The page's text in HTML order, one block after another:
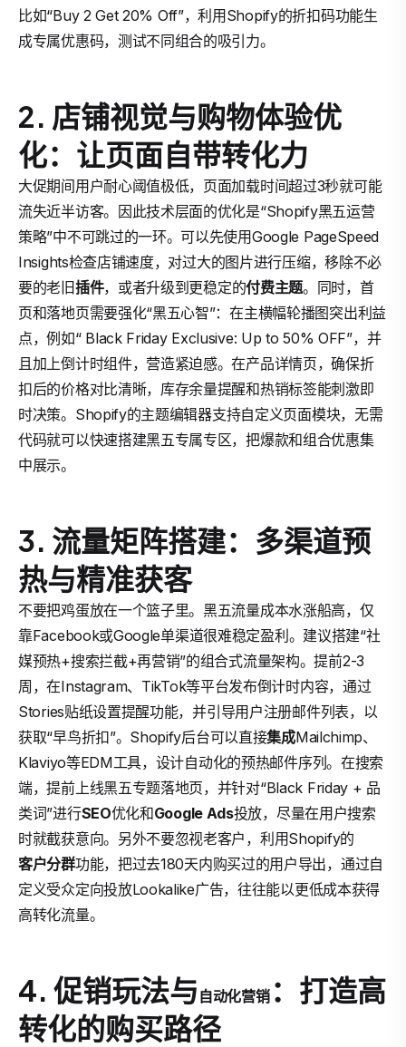
比如“Buy 2 Get 20% Off”，利用Shopify的折扣码功能生
成专属优惠码，测试不同组合的吸引力。
2. 店铺视觉与购物体验优
化：让页面自带转化力
大促期间用户耐心阈值极低，页面加载时间超过3秒就可能
流失近半访客。因此技术层面的优化是“Shopify黑五运营
策略”中不可跳过的一环。可以先使用Google PageSpeed
Insights检查店铺速度，对过大的图片进行压缩，移除不必
要的老旧插件，或者升级到更稳定的付费主题。同时，首
页和落地页需要强化“黑五心智”：在主横幅轮播图突出利益
点，例如“ Black Friday Exclusive: Up to 50% OFF”，并
且加上倒计时组件，营造紧迫感。在产品详情页，确保折
扣后的价格对比清晰，库存余量提醒和热销标签能刺激即
时决策。Shopify的主题编辑器支持自定义页面模块，无需
代码就可以快速搭建黑五专属专区，把爆款和组合优惠集
中展示。
3. 流量矩阵搭建：多渠道预
热与精准获客
不要把鸡蛋放在一个篮子里。黑五流量成本水涨船高，仅
靠Facebook或Google单渠道很难稳定盈利。建议搭建“社
媒预热+搜索拦截+再营销”的组合式流量架构。提前2-3
周，在Instagram、TikTok等平台发布倒计时内容，通过
Stories贴纸设置提醒功能，并引导用户注册邮件列表，以
获取“早鸟折扣”。Shopify后台可以直接集成Mailchimp、
Klaviyo等EDM工具，设计自动化的预热邮件序列。在搜索
端，提前上线黑五专题落地页，并针对“Black Friday + 品
类词”进行SEO优化和Google Ads投放，尽量在用户搜索
时就截获意向。另外不要忽视老客户，利用Shopify的
客户分群功能，把过去180天内购买过的用户导出，通过自
定义受众定向投放Lookalike广告，往往能以更低成本获得
高转化流量。
4. 促销玩法与 自动化营销：打造高
转化的购买路径